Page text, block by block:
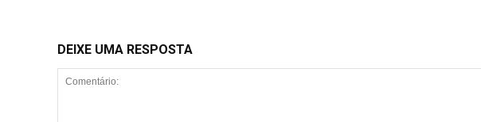
DEIXE UMA RESPOSTA